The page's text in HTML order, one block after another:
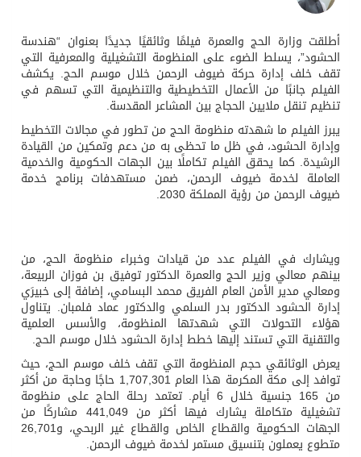
أطلقت وزارة الحج والعمرة فيلمًا وثائقيًا جديدًا بعنوان “هندسة
الحشود”، يسلط الضوء على المنظومة التشغيلية والمعرفية التي
تقف خلف إدارة حركة ضيوف الرحمن خلال موسم الحج. يكشف
الفيلم جانبًا من الأعمال التخطيطية والتنظيمية التي تسهم في
تنظيم تنقل ملايين الحجاج بين المشاعر المقدسة.
يبرز الفيلم ما شهدته منظومة الحج من تطور في مجالات التخطيط
وإدارة الحشود، في ظل ما تحظى به من دعم وتمكين من القيادة
الرشيدة. كما يحقق الفيلم تكاملًا بين الجهات الحكومية والخدمية
العاملة لخدمة ضيوف الرحمن، ضمن مستهدفات برنامج خدمة
ضيوف الرحمن من رؤية المملكة 2030.
ويشارك في الفيلم عدد من قيادات وخبراء منظومة الحج، من
بينهم معالي وزير الحج والعمرة الدكتور توفيق بن فوزان الربيعة،
ومعالي مدير الأمن العام الفريق محمد البسامي، إضافة إلى خبيرَي
إدارة الحشود الدكتور بدر السلمي والدكتور عماد فلمبان. يتناول
هؤلاء التحولات التي شهدتها المنظومة، والأسس العلمية
والتقنية التي تستند إليها خطط إدارة الحشود خلال موسم الحج.
يعرض الوثائقي حجم المنظومة التي تقف خلف موسم الحج، حيث
توافد إلى مكة المكرمة هذا العام 1,707,301 حاجًا وحاجة من أكثر
من 165 جنسية خلال 6 أيام. تعتمد رحلة الحاج على منظومة
تشغيلية متكاملة يشارك فيها أكثر من 441,049 مشاركًا من
الجهات الحكومية والقطاع الخاص والقطاع غير الربحي، و26,701
متطوع يعملون بتنسيق مستمر لخدمة ضيوف الرحمن.